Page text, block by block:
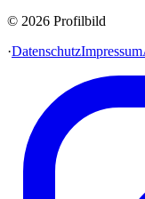
© 2026 Profilbild
·DatenschutzImpressum